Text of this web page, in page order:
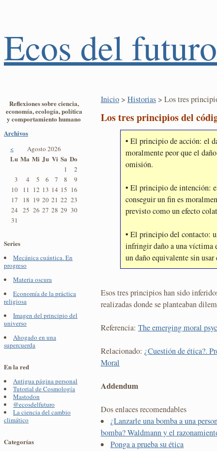
Ecos del futuro
Reflexiones sobre ciencia,
economía, ecología, política
y comportamiento humano
Archivos
< Agosto 2026
Lu Ma Mi Ju Vi Sa Do
1
2
3
4 5 6 7 8
9
10
11 12 13 14 15 16
17
18 19 20 21 22 23
24
25 26 27 28 29 30
31
Series
Mecánica cuántica. En
progreso
Materia oscura
Economía de la práctica
religiosa
Imagen del principio del
universo
Ahogado en una
supercuerda
En la red
Antigua página personal
Tutorial de Cosmología
Mastodon
@ecosdelfuturo
La ciencia del cambio
climático
Categorías
Inicio > Historias > Los tres
Los tres principios del
• El principio de acción: el
moralmente peor que el
omisión.
• El principio de intención:
conseguir un fin es
previsto como un efecto
• El principio del contacto:
infringir daño a una víctima
un daño equivalente sin
Esos tres principios han sido
realizadas donde se planteaban
Referencia: The emerging moral
Relacionado: ¿Cuestión de ética?.
Moral
Addendum
Dos enlaces recomendables
¿Lanzarle una bomba a una
bomba? Waldmann y el
Ponga a prueba su ética